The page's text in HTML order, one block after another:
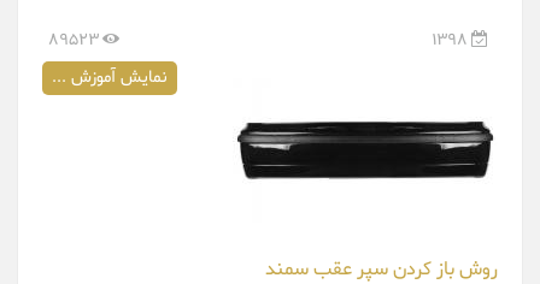
1398
89523
نمایش آموزش ...
روش باز کردن سپر عقب سمند